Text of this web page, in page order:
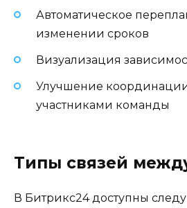
Автоматическое
изменении сроков
Визуализация
Улучшение
участниками команды
Типы связей
В Битрикс24 доступны